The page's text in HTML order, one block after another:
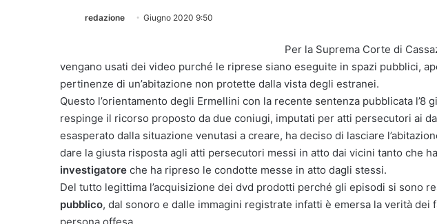
redazione Giugno 2020 9:50
Per la Suprema Corte di
vengano usati dei video purché le riprese siano eseguite in spazi pubblici,
pertinenze di un’abitazione non protette dalla vista degli estranei.
Questo l’orientamento degli Ermellini con la recente sentenza pubblicata l’8
respinge il ricorso proposto da due coniugi, imputati per atti persecutori ai
esasperato dalla situazione venutasi a creare, ha deciso di lasciare
dare la giusta risposta agli atti persecutori messi in atto dai vicini tanto che
investigatore che ha ripreso le condotte messe in atto dagli stessi.
Del tutto legittima l’acquisizione dei dvd prodotti perché gli episodi si sono
pubblico, dal sonoro e dalle immagini registrate infatti è emersa la verità dei